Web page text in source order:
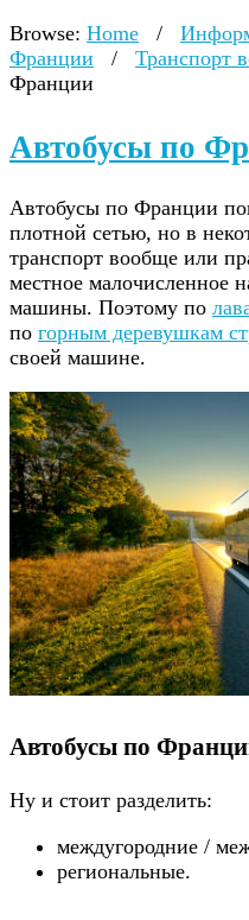
Browse: Home /
Франции
/ Транспорт
Франции
Автобусы по
Автобусы по Франции
плотной сетью, но в
транспорт вообще или
местное малочисленное
машины. Поэтому по
по горным деревушкам
своей машине.
Автобусы по
Ну и стоит разделить:
междугородние /
региональные.